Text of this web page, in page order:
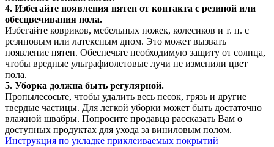
4. Избегайте появления пятен от контакта с резиной или
обесцвечивания пола.
Избегайте ковриков, мебельных ножек, колесиков и т. п. с
резиновым или латексным дном. Это может вызвать
появление пятен. Обеспечьте необходимую защиту от солнца,
чтобы вредные ультрафиолетовые лучи не изменили цвет
пола.
5. Уборка должна быть регулярной.
Пропылесосьте, чтобы удалить весь песок, грязь и другие
твердые частицы. Для легкой уборки может быть достаточно
влажной швабры. Попросите продавца рассказать Вам о
доступных продуктах для ухода за виниловым полом.
Инструкция по укладке приклеиваемых покрытий